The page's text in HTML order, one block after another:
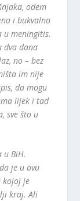
odem
i bukvalno
u meningitis.
dva dana
no – bez
im nije
da mogu
lijek i tad
sve što u
u BiH.
je u ovu
kojoj je
kraj. Ali